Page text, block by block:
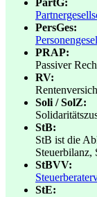
PersGes:
PRAP:
Passiver
RV:
Soli / SolZ:
StB:
StB ist die
Steuerbilanz,
StBVV:
StE: